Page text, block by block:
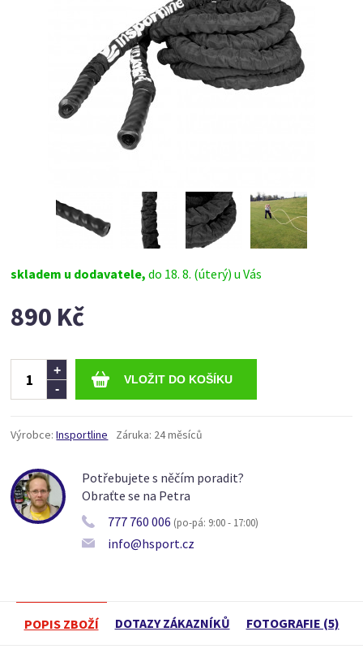
skladem u dodavatele,do 18. 8. (úterý) u Vás
890 Kč
-
+
Výrobce: Insportline Záruka: 24 měsíců
Potřebujete s něčím poradit?
Obraťte se na Petra
777 760 006 (po-pá: 9:00 - 17:00)
info@hsport.cz
POPIS ZBOŽÍ DOTAZY ZÁKAZNÍKŮ FOTOGRAFIE (5)